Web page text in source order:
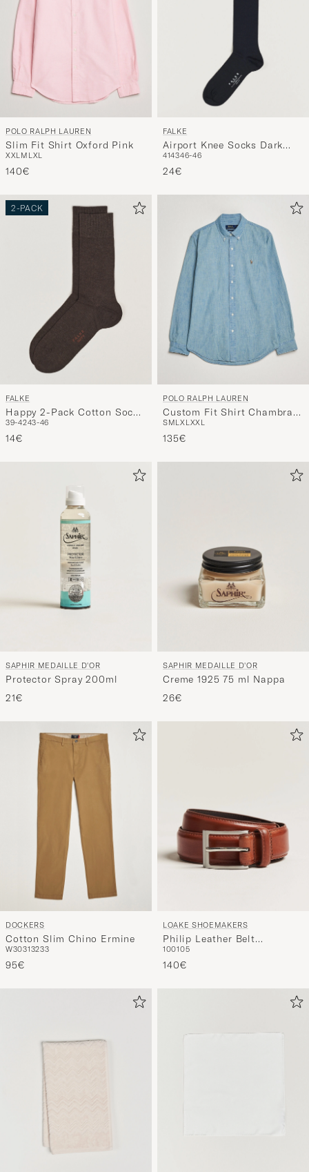
POLO RALPH LAUREN
Slim Fit Shirt Oxford Pink
XXLM LXL
140€
FALKE
Airport Knee Socks Dark
Navy
414346-46
24€
2-PACK
FALKE
Happy 2-Pack Cotton Socks
Dark Brown
39-4243-46
14€
POLO RALPH LAUREN
Custom Fit Shirt Chambray
Washed
SMLXLXXL
135€
SAPHIR MEDAILLE D'OR
Protector Spray 200ml
21€
SAPHIR MEDAILLE D'OR
Creme 1925 75 ml Nappa
26€
DOCKERS
Cotton Slim Chino Ermine
W30313233
95€
LOAKE SHOEMAKERS
Philip Leather Belt
Mahogany
100105
140€